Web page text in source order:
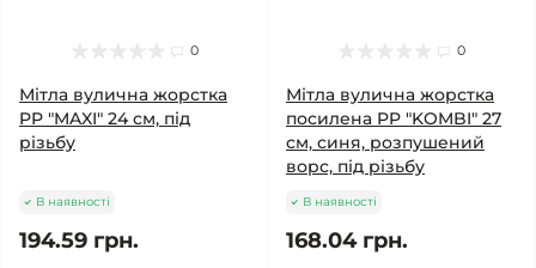
0
Мітла вулична жорстка
PP "MAXI" 24 см, під
різьбу
В наявності
194.59 грн.
0
Мітла вулична жорстка
посилена PP "KOMBI" 27
см, синя, розпушений
ворс, під різьбу
В наявності
168.04 грн.